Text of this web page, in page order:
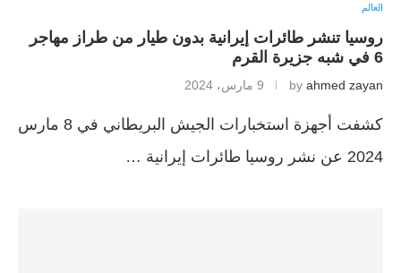
العالم
روسيا تنشر طائرات إيرانية بدون طيار من طراز مهاجر
6 في شبه جزيرة القرم
by ahmed zayan 9 مارس، 2024
كشفت أجهزة استخبارات الجيش البريطاني في 8 مارس
2024 عن نشر روسيا طائرات إيرانية …